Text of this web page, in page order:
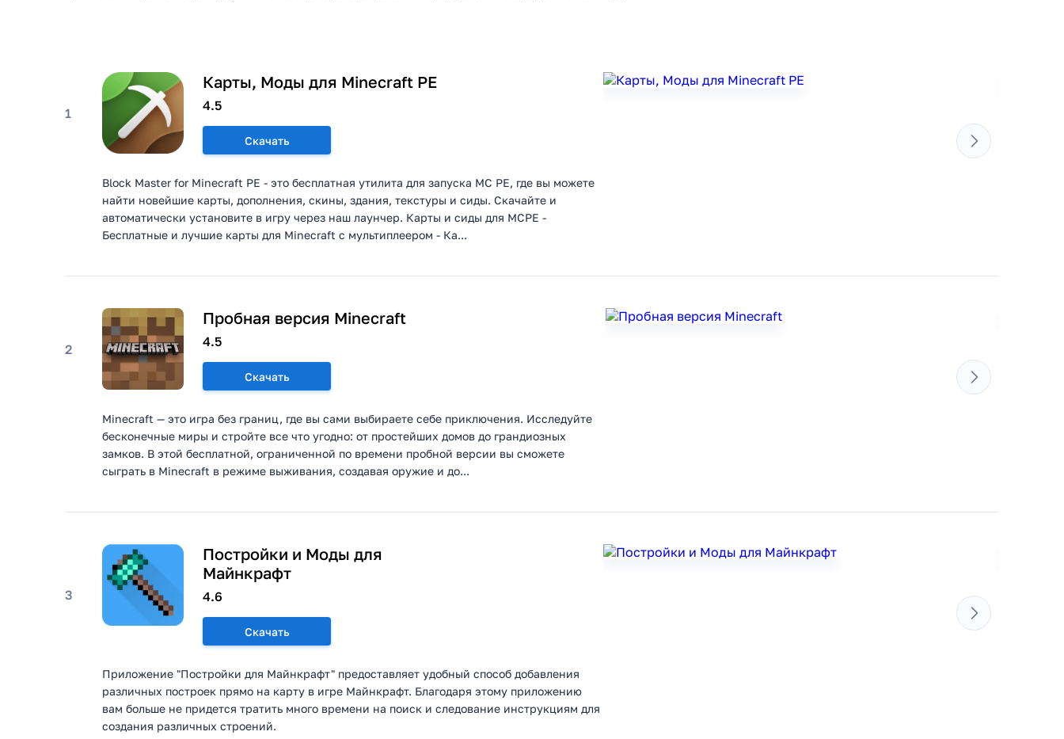
1
Карты, Моды для Minecraft PE
4.5
Скачать
Block Master for Minecraft PE - это бесплатная утилита для запуска MC PE, где вы можете
найти новейшие карты, дополнения, скины, здания, текстуры и сиды. Скачайте и
автоматически установите в игру через наш лаунчер. Карты и сиды для MCPE -
Бесплатные и лучшие карты для Minecraft с мультиплеером - Ка...
2
Пробная версия Minecraft
4.5
Скачать
Minecraft — это игра без границ, где вы сами выбираете себе приключения. Исследуйте
бесконечные миры и стройте все что угодно: от простейших домов до грандиозных
замков. В этой бесплатной, ограниченной по времени пробной версии вы сможете
сыграть в Minecraft в режиме выживания, создавая оружие и до...
3
Постройки и Моды для
Майнкрафт
4.6
Скачать
Приложение "Постройки для Майнкрафт" предоставляет удобный способ добавления
различных построек прямо на карту в игре Майнкрафт. Благодаря этому приложению
вам больше не придется тратить много времени на поиск и следование инструкциям для
создания различных строений.